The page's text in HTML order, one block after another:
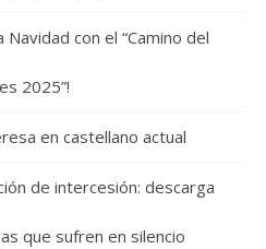
con el “Camino del
2025”!
en castellano actual
de intercesión: descarga
que sufren en silencio